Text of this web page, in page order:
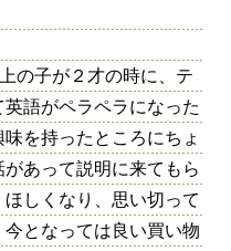
の子が２才の時に、テ
語がペラペラになった
を持ったところにちょ
あって説明に来てもら
しくなり、思い切って
となっては良い買い物